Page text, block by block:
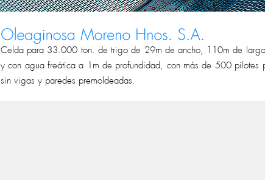
Celda para 33.000 ton. de trigo de 29m de ancho, 110m de
y con agua freática a 1m de profundidad, con más de 500 pilotes
sin vigas y paredes premoldeadas.